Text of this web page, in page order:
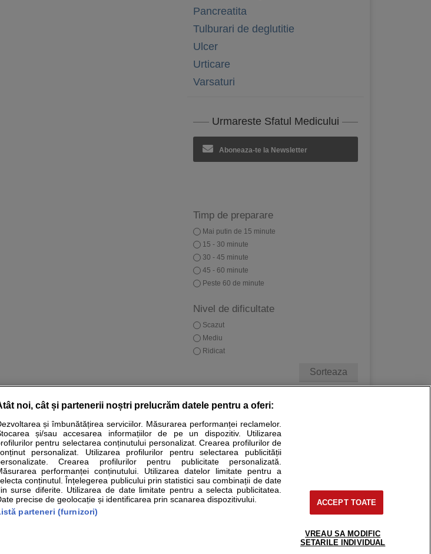
Pancreatita
Tulburari de deglutitie
Ulcer
Urticare
Varsaturi
Urmareste Sfatul Medicului
Aboneaza-te la Newsletter
Timp de preparare
Mai putin de 15 minute
15 - 30 minute
30 - 45 minute
45 - 60 minute
Peste 60 de minute
Nivel de dificultate
Scazut
Mediu
Ridicat
Sorteaza
pe sfatulmedicului.ro au scop informativ si educational. Ele nu pot substitui consultul medical direct si
langa informatia primita pe sfatulmedicului.ro sa consultati fie medicul Dvs., fie unul dintre medicii pe care
-
a
Parteneri
Inscriere clinica
Pentru pacient
support@sfatulmedicului.ro
0374 109 268
noi, cât și partenerii noștri prelucrăm datele pentru a oferi:
și îmbunătățirea serviciilor. Măsurarea performanței reclamelor.
și/sau accesarea informațiilor de pe un dispozitiv. Utilizarea
pentru selectarea conținutului personalizat. Crearea profilurilor de
personalizat. Utilizarea profilurilor pentru selectarea publicității
Crearea profilurilor pentru publicitate personalizată.
performanței conținutului. Utilizarea datelor limitate pentru a
conținutul. Înțelegerea publicului prin statistici sau combinații de date
surse diferite. Utilizarea de date limitate pentru a selecta publicitatea.
precise de geolocație și identificarea prin scanarea dispozitivului.
parteneri (furnizori)
ACCEPT TOATE
VREAU SA MODIFIC
SETARILE INDIVIDUAL